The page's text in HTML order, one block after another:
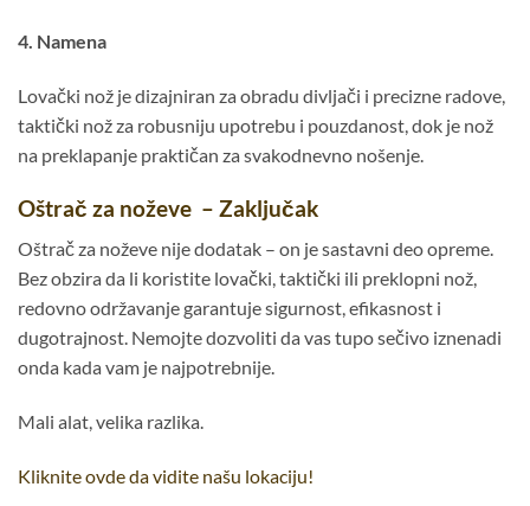
4. Namena
Lovački nož je dizajniran za obradu divljači i precizne radove,
taktički nož za robusniju upotrebu i pouzdanost, dok je nož
na preklapanje praktičan za svakodnevno nošenje.
Oštrač za noževe – Zaključak
Oštrač za noževe nije dodatak – on je sastavni deo opreme.
Bez obzira da li koristite lovački, taktički ili preklopni nož,
redovno održavanje garantuje sigurnost, efikasnost i
dugotrajnost. Nemojte dozvoliti da vas tupo sečivo iznenadi
onda kada vam je najpotrebnije.
Mali alat, velika razlika.
Kliknite ovde da vidite našu lokaciju!